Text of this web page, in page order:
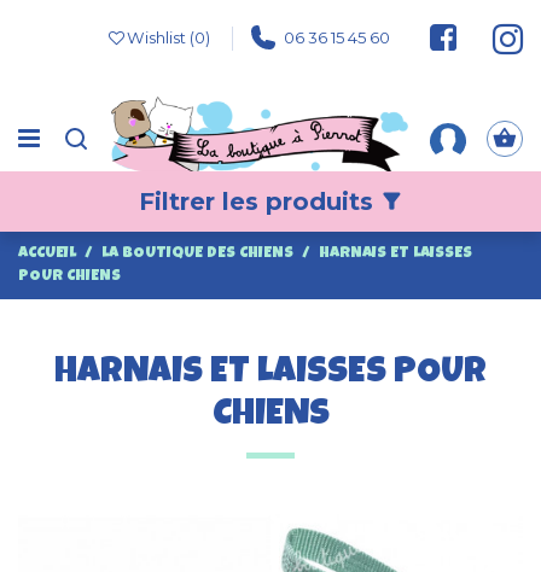
Wishlist (0) 06 36 15 45 60
Filtrer les produits filter_alt
ACCUEIL LA BOUTIQUE DES CHIENS
HARNAIS ET LAISSES
POUR CHIENS
HARNAIS ET LAISSES POUR
CHIENS